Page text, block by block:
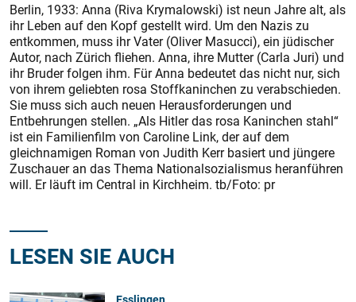
Berlin, 1933: Anna (Riva Krymalowski) ist neun Jahre alt, als
ihr Leben auf den Kopf gestellt wird. Um den Nazis zu
entkommen, muss ihr Vater (Oliver Masucci), ein jüdischer
Autor, nach Zürich fliehen. Anna, ihre Mutter (Carla Juri) und
ihr Bruder folgen ihm. Für Anna bedeutet das nicht nur, sich
von ihrem geliebten rosa Stoffkaninchen zu verabschieden.
Sie muss sich auch neuen Herausforderungen und
Entbehrungen stellen. „Als Hitler das rosa Kaninchen stahl“
ist ein Familienfilm von Caroline Link, der auf dem
gleichnamigen Roman von Judith Kerr basiert und jüngere
Zuschauer an das Thema Nationalsozialismus heranführen
will. Er läuft im Central in Kirchheim. tb/Foto: pr
LESEN SIE AUCH
Esslingen